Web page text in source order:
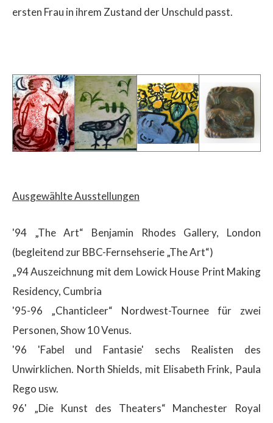
ersten Frau in ihrem Zustand der Unschuld passt.
Ausgewählte Ausstellungen
'94 „The Art“ Benjamin Rhodes Gallery, London
(begleitend zur BBC-Fernsehserie „The Art“)
„94 Auszeichnung mit dem Lowick House Print Making
Residency, Cumbria
'95-96 „Chanticleer“ Nordwest-Tournee für zwei
Personen, Show 10 Venus.
'96 'Fabel und Fantasie' sechs Realisten des
Unwirklichen. North Shields, mit Elisabeth Frink, Paula
Rego usw.
96' „Die Kunst des Theaters“ Manchester Royal